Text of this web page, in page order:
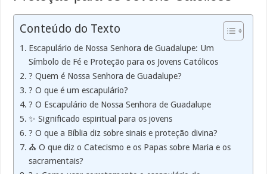
Conteúdo do Texto
Escapulário de Nossa Senhora de Guadalupe: Um
Símbolo de Fé e Proteção para os Jovens Católicos
? Quem é Nossa Senhora de Guadalupe?
? O que é um escapulário?
? O Escapulário de Nossa Senhora de Guadalupe
✨ Significado espiritual para os jovens
? O que a Bíblia diz sobre sinais e proteção divina?
⛪ O que diz o Catecismo e os Papas sobre Maria e os
sacramentais?